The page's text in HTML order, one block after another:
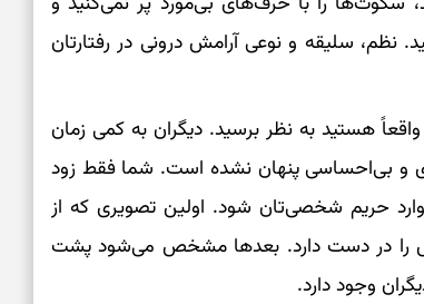
نظم، سلیقه و نوعی آرامش درونی در رفتارتان
هستید به نظر برسید. دیگران به کمی زمان
و بی‌احساسی پنهان نشده است. شما فقط زود
حریم شخصی‌تان شود. اولین تصویری که از
را در دست دارد. بعدها مشخص می‌شود پشت
وجود دارد.